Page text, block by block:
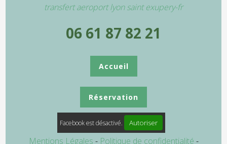
transfert aeroport lyon saint exupery-fr
06 61 87 82 21
Accueil
Réservation
Facebook est désactivé. Autoriser
Mentions Légales Politique de confidentialité